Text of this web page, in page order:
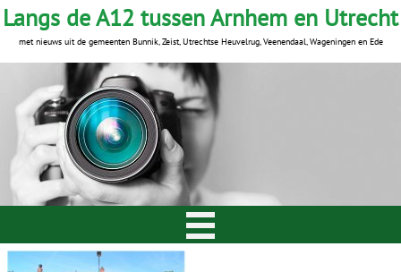
Langs de A12 tussen Arnhem en Utrecht
met nieuws uit de gemeenten Bunnik, Zeist, Utrechtse Heuvelrug, Veenendaal, Wageningen en Ede